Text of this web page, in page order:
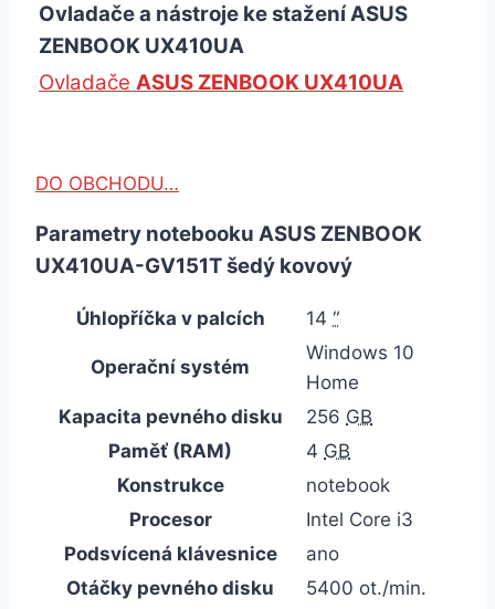
Ovladače a nástroje ke stažení ASUS
ZENBOOK UX410UA
Ovladače ASUS ZENBOOK UX410UA
DO OBCHODU…
Parametry notebooku ASUS ZENBOOK
UX410UA-GV151T šedý kovový
Úhlopříčka v palcích 14 “
Operační systém
Windows 10
Home
Kapacita pevného disku
256 GB
Paměť (RAM)
4 GB
Konstrukce
notebook
Procesor
Intel Core i3
Podsvícená klávesnice
ano
Otáčky pevného disku
5400 ot./min.